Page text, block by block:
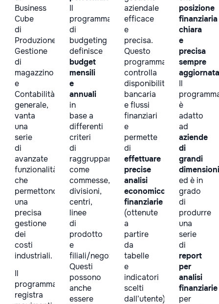
Business
Cube
di
Produzione,
Gestione
di
magazzino
e
Contabilità
generale,
vanta
una
serie
di
avanzate
funzionalità
che
permettono
una
precisa
gestione
dei
costi
industriali.
Il
programma
registra
Il
programma
di
budgeting
definisce
budget
mensili
e
annuali
in
base a
differenti
criteri
di
raggruppamento,
come
commesse,
divisioni,
centri,
linee
di
prodotto
e
filiali/negozi.
Questi
possono
anche
essere
aziendale
efficace
e
precisa.
Questo
programma
controlla
disponibilità
bancaria
e flussi
finanziari
e
permette
di
effettuare
precise
analisi
economico-
finanziarie
(ottenute
a
partire
da
tabelle
e
indicatori
scelti
dall’utente).
posizione
finanziaria
chiara
e
precisa
sempre
aggiornata
Il
è
adatto
ad
aziende
di
grandi
dimensioni
ed è in
grado
di
produrre
una
serie
di
report
per
analisi
finanziarie
per